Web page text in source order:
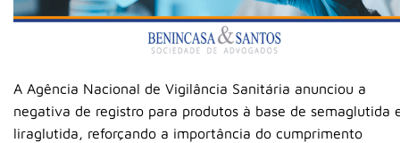
A Agência Nacional de Vigilância Sanitária anunciou a
negativa de registro para produtos à base de semaglutida
liraglutida, reforçando a importância do cumprimento